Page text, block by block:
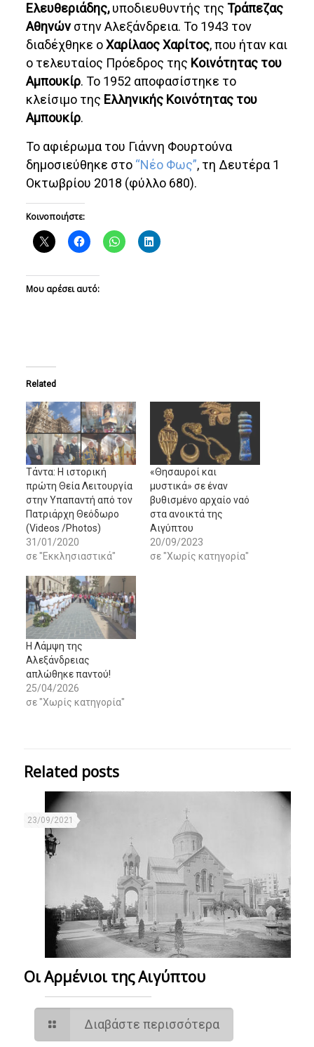
Ελευθεριάδης,υποδιευθυντής τηςΤράπεζας
Αθηνώνστην Αλεξάνδρεια. Το 1943 τον
διαδέχθηκε οΧαρίλαος Χαρίτος, που ήταν και
ο τελευταίος Πρόεδρος της Κοινότητας του
Αμπουκίρ. Το 1952 αποφασίστηκε το
κλείσιμο της Ελληνικής Κοινότητας του
Αμπουκίρ.
Το αφιέρωμα του Γιάννη Φουρτούνα
δημοσιεύθηκε στο “Νέο Φως”, τη Δευτέρα 1
Οκτωβρίου 2018 (φύλλο 680).
Κοινοποιήστε:
Μου αρέσει αυτό:
Related
Tάντα: H ιστορική
πρώτη Θεία Λειτουργία
στην Υπαπαντή από τον
Πατριάρχη Θεόδωρο
(Videos /Photos)
31/01/2020
σε "Εκκλησιαστικά"
«Θησαυροί και
μυστικά» σε έναν
βυθισμένο αρχαίο ναό
στα ανοικτά της
Αιγύπτου
20/09/2023
σε "Χωρίς κατηγορία"
Η Λάμψη της
Αλεξάνδρειας
απλώθηκε παντού!
25/04/2026
σε "Χωρίς κατηγορία"
Related posts
23/09/2021
Οι Αρμένιοι της Αιγύπτου
Διαβάστε περισσότερα